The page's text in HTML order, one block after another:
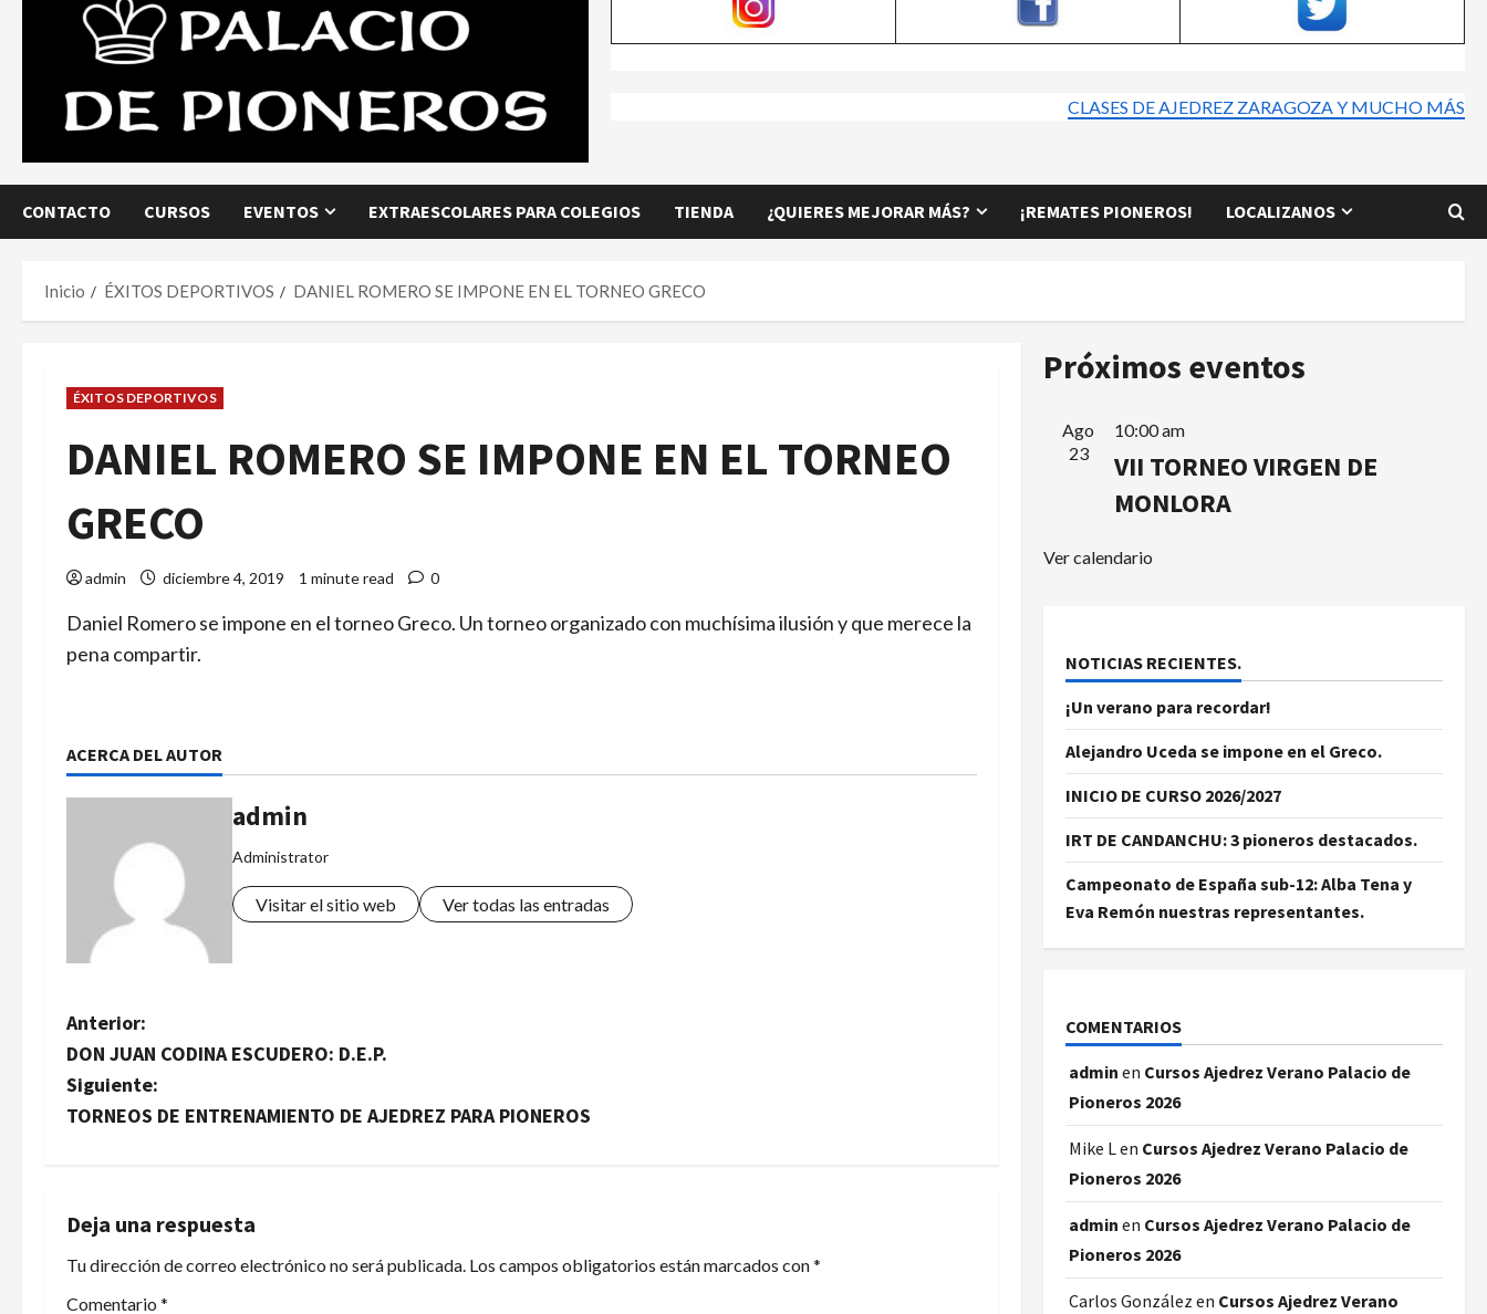
CLASES DE AJEDREZ ZARAGOZA Y MUCHO MÁS
CONTACTO CURSOS EVENTOS EXTRAESCOLARES PARA COLEGIOS TIENDA ¿QUIERES MEJORAR MÁS? ¡REMATES PIONEROS! LOCALIZANOS
Inicio ÉXITOS DEPORTIVOS DANIEL ROMERO SE IMPONE EN EL TORNEO GRECO
ÉXITOS DEPORTIVOS
DANIEL ROMERO SE IMPONE EN EL TORNEO
GRECO
admin diciembre 4, 2019 1 minute read 0
Daniel Romero se impone en el torneo Greco. Un torneo organizado con muchísima ilusión y que merece la
pena compartir.
ACERCA DEL AUTOR
admin
Administrator
Visitar el sitio web Ver todas las entradas
N
a
v
g
a
Anterior:
DON JUAN CODINA ESCUDERO: D.E.P.
Siguiente:
TORNEOS DE ENTRENAMIENTO DE AJEDREZ PARA PIONEROS
Deja una respuesta
Tu dirección de correo electrónico no será publicada. Los campos obligatorios están marcados con*
Comentario *
Próximos eventos
Ago
23
10:00 am
VII TORNEO VIRGEN DE
MONLORA
Ver calendario
NOTICIAS RECIENTES.
¡Un verano para recordar!
Alejandro Uceda se impone en el Greco.
INICIO DE CURSO 2026/2027
IRT DE CANDANCHU: 3 pioneros destacados.
Campeonato de España sub-12: Alba Tena y
Eva Remón nuestras representantes.
COMENTARIOS
admin en Cursos Ajedrez Verano Palacio de
Pioneros 2026
Mike Len Cursos Ajedrez Verano Palacio de
Pioneros 2026
admin en Cursos Ajedrez Verano Palacio de
Pioneros 2026
Carlos González en Cursos Ajedrez Verano